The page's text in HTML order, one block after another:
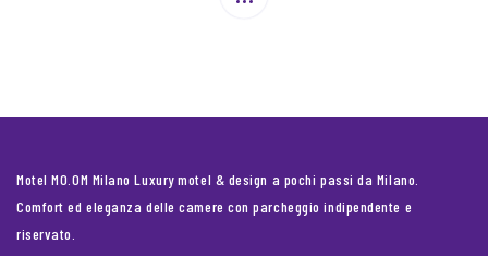
Motel MO.OM Milano Luxury motel & design a pochi passi da Milano.
Comfort ed eleganza delle camere con parcheggio indipendente e
riservato.